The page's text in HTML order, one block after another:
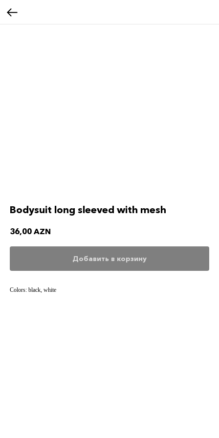
Bodysuit long sleeved with mesh
36,00 AZN
Добавить в корзину
Colors: black, white